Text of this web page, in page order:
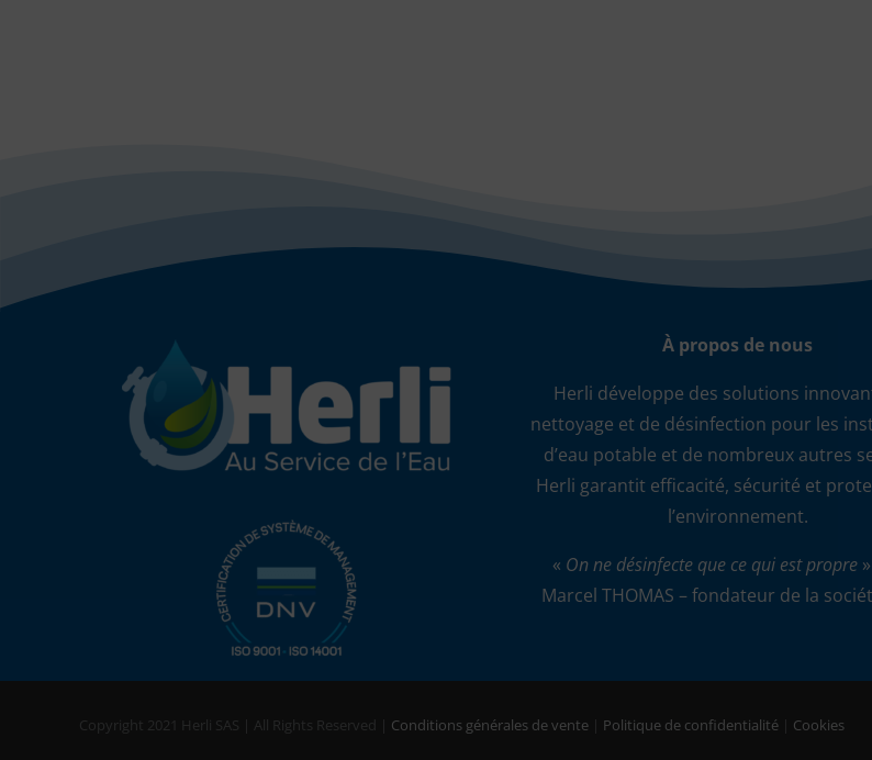
À propos de nous
Herli développe des solutions
nettoyage et de désinfection pour les
d’eau potable et de nombreux autres
Herli garantit efficacité, sécurité et
l’environnement.
« On ne désinfecte que ce qui est propre»
Marcel THOMAS – fondateur de la
Copyright 2021 Herli SAS | All Rights Reserved | Conditions générales de vente Politique de confidentialité Cookies